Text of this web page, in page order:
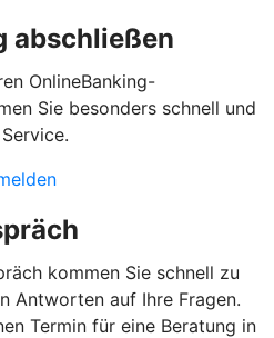
abschließen
OnlineBanking-
Sie besonders schnell und
kommen Sie schnell zu
Antworten auf Ihre Fragen.
Termin für eine Beratung in